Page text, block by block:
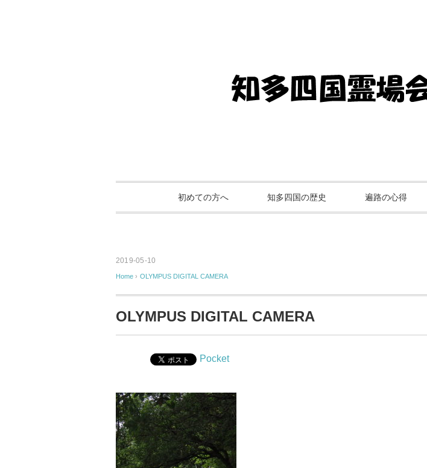
初めての方へ 知多四国の歴史 遍路の心得
2019-05-10
Home › OLYMPUS DIGITAL CAMERA
OLYMPUS DIGITAL CAMERA
Pocket